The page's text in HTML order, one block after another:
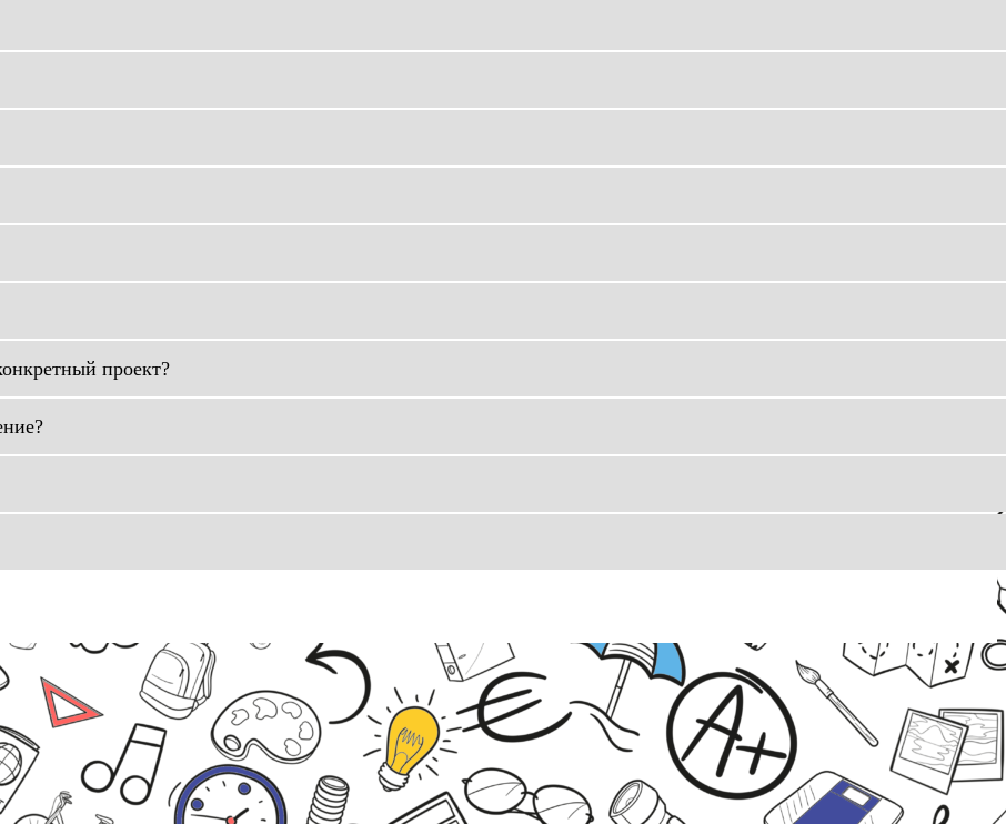
проект?